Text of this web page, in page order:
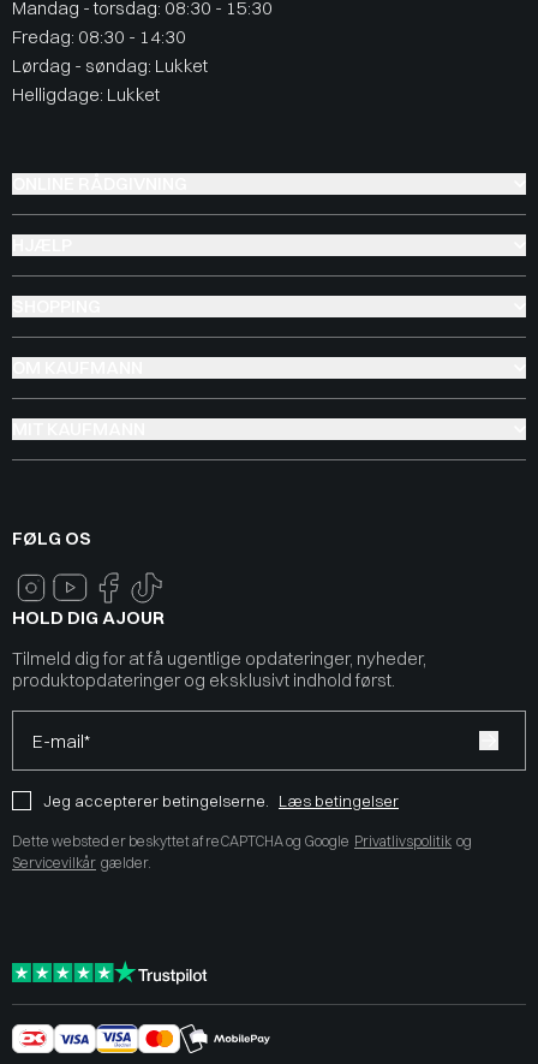
Mandag - torsdag: 08:30 - 15:30
Fredag: 08:30 - 14:30
Lørdag - søndag: Lukket
Helligdage: Lukket
FØLG OS
HOLD DIG AJOUR
Tilmeld dig for at få ugentlige opdateringer, nyheder,
produktopdateringer og eksklusivt indhold først.
E-mail*
Jeg accepterer betingelserne. Læs betingelser
Dette websted er beskyttet af reCAPTCHA og Google Privatlivspolitik og
Servicevilkår gælder.